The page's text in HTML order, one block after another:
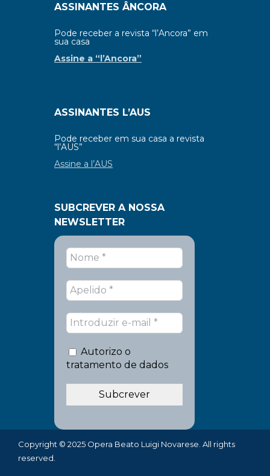
ASSINANTES ÂNCORA
Pode receber a revista “l’Ancora” em
sua casa
Assine a “l’Ancora”
ASSINANTES L’AUS
Pode receber em sua casa a revista
“l’AUS”
Assine a l’AUS
SUBCREVER A NOSSA
NEWSLETTER
Autorizo o
tratamento de dados
Copyright © 2025 Opera Beato Luigi Novarese. All rights
reserved.